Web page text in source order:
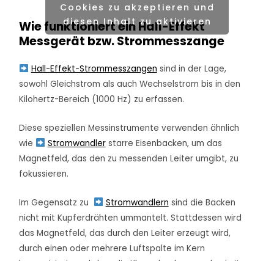
Cookies zu akzeptieren und
diesen Inhalt zu aktivieren
Wie funktioniert ein Hall-Effekt
Messgerät bzw. Strommesszange
Hall-Effekt-Strommesszangen sind in der Lage,
sowohl Gleichstrom als auch Wechselstrom bis in den
Kilohertz-Bereich (1000 Hz) zu erfassen.
Diese speziellen Messinstrumente verwenden ähnlich
wie
Stromwandlerstarre Eisenbacken, um das
Magnetfeld, das den zu messenden Leiter umgibt, zu
fokussieren.
Im Gegensatz zu Stromwandlern sind die Backen
nicht mit Kupferdrähten ummantelt. Stattdessen wird
das Magnetfeld, das durch den Leiter erzeugt wird,
durch einen oder mehrere Luftspalte im Kern